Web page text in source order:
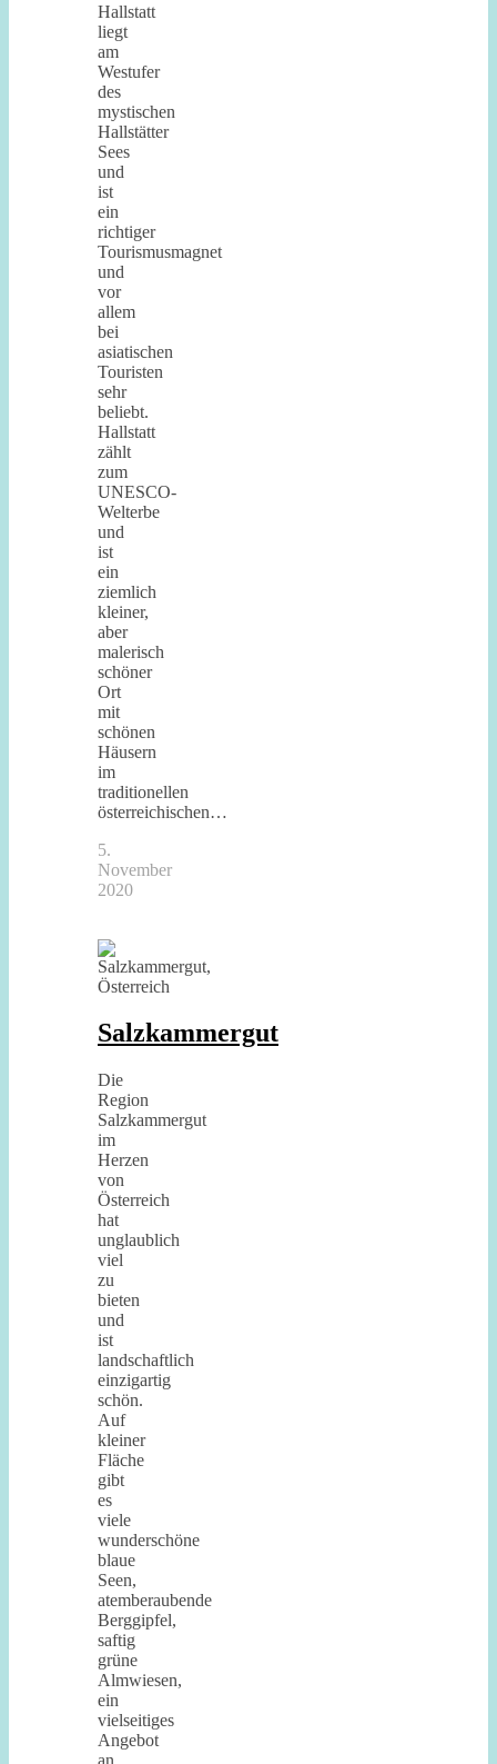
Hallstatt
liegt
am
Westufer
des
mystischen
Hallstätter
Sees
und
ist
ein
richtiger
Tourismusmagnet
und
vor
allem
bei
asiatischen
Touristen
sehr
beliebt.
Hallstatt
zählt
zum
UNESCO-
Welterbe
und
ist
ein
ziemlich
kleiner,
aber
malerisch
schöner
Ort
mit
schönen
Häusern
im
traditionellen
österreichischen…
5.
November
2020
Salzkammergut
Die
Region
Salzkammergut
im
Herzen
von
Österreich
hat
unglaublich
viel
zu
bieten
und
ist
landschaftlich
einzigartig
schön.
Auf
kleiner
Fläche
gibt
es
viele
wunderschöne
blaue
Seen,
atemberaubende
Berggipfel,
saftig
grüne
Almwiesen,
ein
vielseitiges
Angebot